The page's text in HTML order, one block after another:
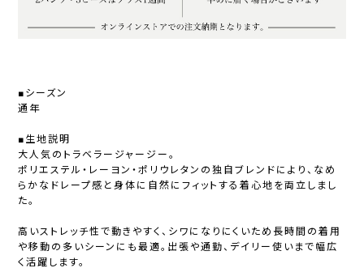
■シーズン
通年
■生地説明
大人気のトラベラージャージー。
ポリエステル・レーヨン・ポリウレタンの独自ブレンドにより、なめ
らかなドレープ感と身体に自然にフィットする着心地を両立しまし
た。
高いストレッチ性で動きやすく、シワになりにくいため長時間の着用
や移動の多いシーンにも最適。出張や通勤、デイリー使いまで幅広
く活躍します。